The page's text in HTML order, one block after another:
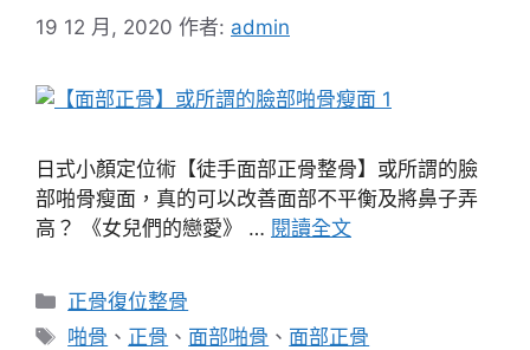
19 12 月, 2020 作者: admin
日式小顏定位術【徒手面部正骨整骨】或所謂的臉
部啪骨瘦面，真的可以改善面部不平衡及將鼻子弄
高？ 《女兒們的戀愛》 … 閱讀全文
分
類
正骨復位整骨
標
啪骨 、 正骨 、 面部啪骨 、 面部正骨